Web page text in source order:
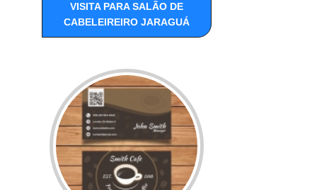
VISITA PARA SALÃO DE
CABELEIREIRO JARAGUÁ